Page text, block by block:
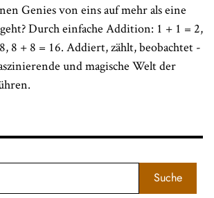
Genies von eins auf mehr als eine
Durch einfache Addition: 1 + 1 = 2,
8 + 8 = 16. Addiert, zählt, beobachtet -
und magische Welt der
Suche